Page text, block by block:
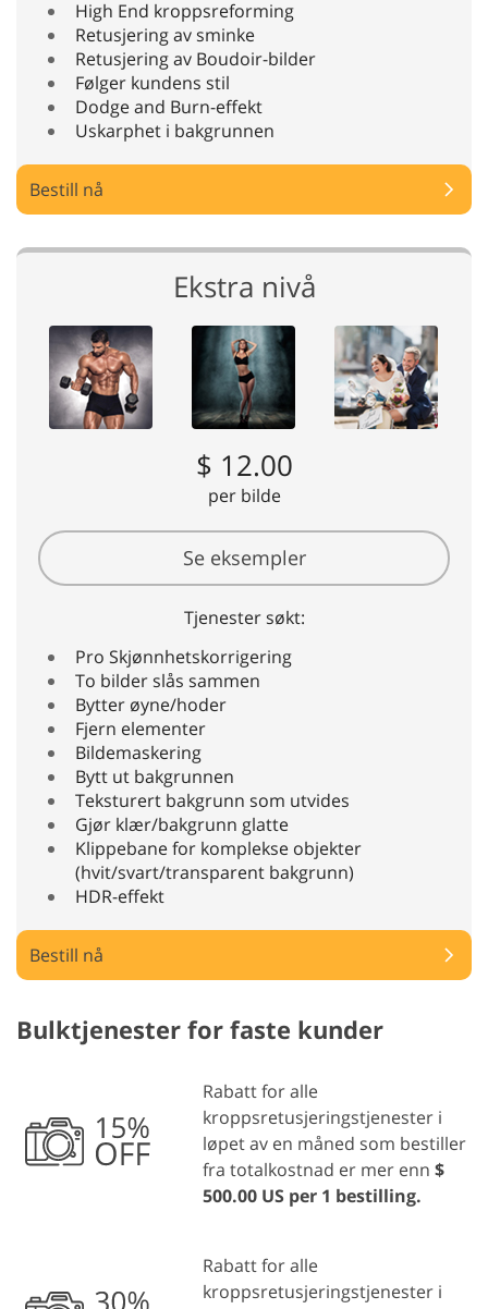
High End kroppsreforming
Retusjering av sminke
Retusjering av Boudoir-bilder
Følger kundens stil
Dodge and Burn-effekt
Uskarphet i bakgrunnen
Bestill nå
Ekstra nivå
$ 12.00
per bilde
Se eksempler
Tjenester søkt:
Pro Skjønnhetskorrigering
To bilder slås sammen
Bytter øyne/hoder
Fjern elementer
Bildemaskering
Bytt ut bakgrunnen
Teksturert bakgrunn som utvides
Gjør klær/bakgrunn glatte
Klippebane for komplekse objekter
(hvit/svart/transparent bakgrunn)
HDR-effekt
Bestill nå
Bulktjenester for faste kunder
Rabatt for alle
kroppsretusjeringstjenester i
løpet av en måned som bestiller
fra totalkostnad er mer enn $
500.00 US per 1 bestilling.
Rabatt for alle
kroppsretusjeringstjenester i